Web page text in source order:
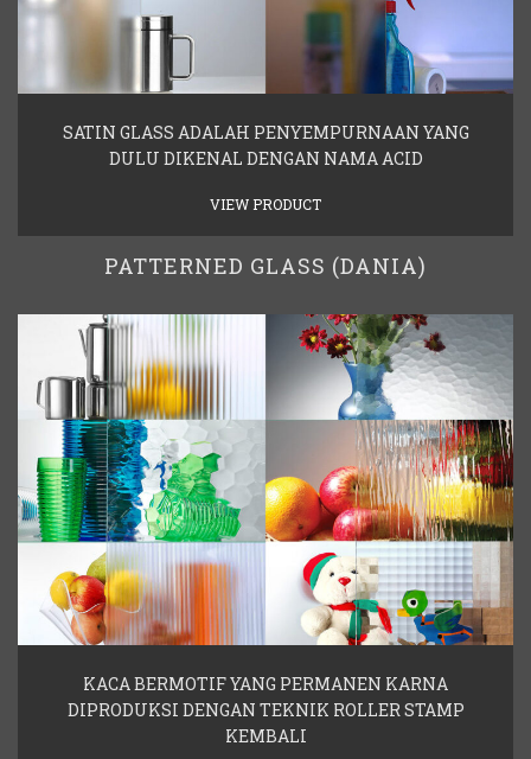
SATIN GLASS ADALAH PENYEMPURNAAN YANG
DULU DIKENAL DENGAN NAMA ACID
VIEW PRODUCT
PATTERNED GLASS (DANIA)
KACA BERMOTIF YANG PERMANEN KARNA
DIPRODUKSI DENGAN TEKNIK ROLLER STAMP
KEMBALI